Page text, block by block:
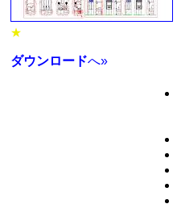
★
ダウンロードへ»